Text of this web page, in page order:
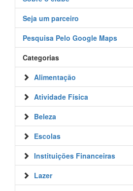
Seja um parceiro
Pesquisa Pelo Google Maps
Categorias
Alimentação
Atividade Física
Beleza
Escolas
Instituições Financeiras
Lazer